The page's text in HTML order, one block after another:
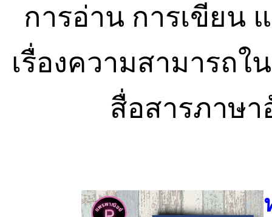
การอ่าน การเขียน
เรื่องความสามารถใ
สื่อสารภาษ